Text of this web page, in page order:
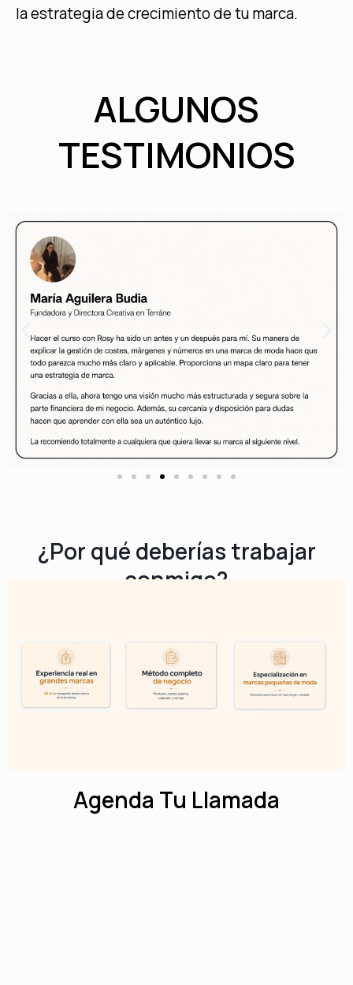
la estrategia de crecimiento de tu marca.
ALGUNOS
TESTIMONIOS
¿Por qué deberías trabajar
conmigo?
Agenda Tu Llamada